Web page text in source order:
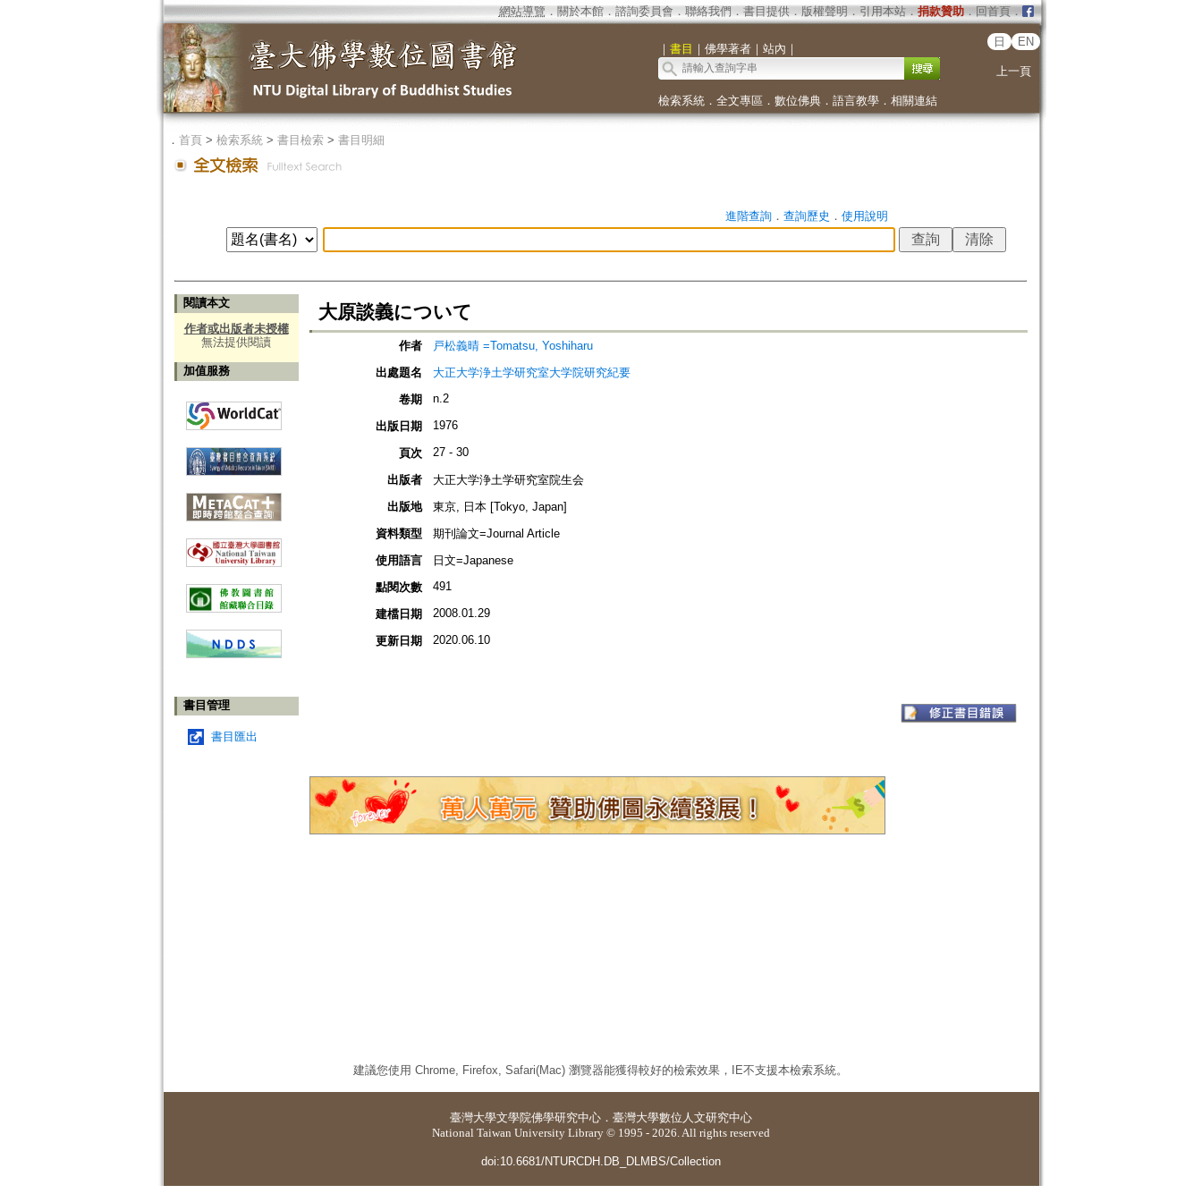
網站導覽 ． 關於本館． 諮詢委員會． 聯絡我們 ． 書目提供． 版權聲明 ． 引用本站． 捐款贊助．回首頁．
｜ 書目 ｜ 佛學著者｜ 站內 ｜
日 EN
上一頁
檢索系統． 全文專區 ． 數位佛典． 語言教學． 相關連結
． 首頁> 檢索系統> 書目檢索> 書目明細
進階查詢． 查詢歷史 ． 使用說明
閱讀本文
作者或出版者未授權
無法提供閱讀
加值服務
書目管理
書目匯出
大原談義について
作者
戸松義晴 =Tomatsu, Yoshiharu
出處題名
大正大学浄土学研究室大学院研究紀要
卷期
n.2
出版日期 1976
頁次 27 - 30
出版者
大正大学浄土学研究室院生会
出版地
東京, 日本 [Tokyo, Japan]
資料類型
期刊論文=Journal Article
使用語言
日文=Japanese
點閱次數
491
建檔日期 2008.01.29
更新日期 2020.06.10
建議您使用 Chrome, Firefox, Safari(Mac) 瀏覽器能獲得較好的檢索效果，IE不支援本檢索系統。
臺灣大學文學院佛學研究中心 ． 臺灣大學數位人文研究中心
National Taiwan University Library © 1995 - 2026. All rights reserved
doi:10.6681/NTURCDH.DB_DLMBS/Collection